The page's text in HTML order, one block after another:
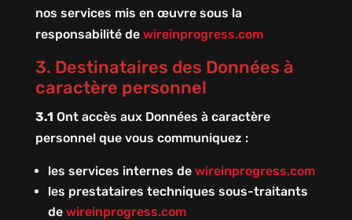
nos services mis en œuvre sous la
responsabilité de wireinprogress.com
3. Destinataires des Données à
caractère personnel
3.1 Ont accès aux Données à caractère
personnel que vous communiquez :
les services internes de wireinprogress.com
les prestataires techniques sous-traitants
de wireinprogress.com